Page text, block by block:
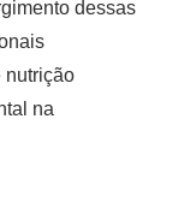
dessas
nutrição
na